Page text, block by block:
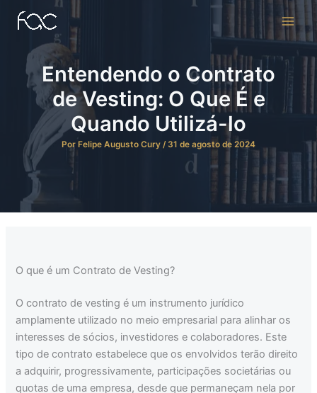
para
conteúdo
Entendendo o Contrato
de Vesting: O Que É e
Quando Utilizá-lo
Por Felipe Augusto Cury / 31 de agosto de 2024
O que é um Contrato de Vesting?
O contrato de vesting é um instrumento jurídico
amplamente utilizado no meio empresarial para alinhar os
interesses de sócios, investidores e colaboradores. Este
tipo de contrato estabelece que os envolvidos terão direito
a adquirir, progressivamente, participações societárias ou
quotas de uma empresa, desde que permaneçam nela por